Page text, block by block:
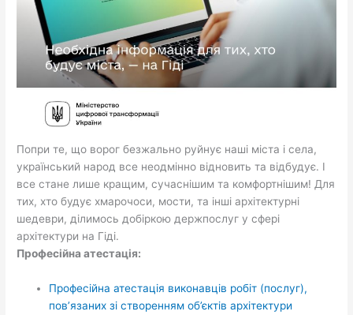
Попри те, що ворог безжально руйнує наші міста і села,
український народ все неодмінно відновить та відбудує. І
все стане лише кращим, сучаснішим та комфортнішим! Для
тих, хто будує хмарочоси, мости, та інші архітектурні
шедеври, ділимось добіркою держпослуг у сфері
архітектури на Гіді.
Професійна атестація:
Професійна атестація виконавців робіт (послуг),
пов’язаних зі створенням об’єктів архітектури